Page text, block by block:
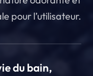
pour l’utilisateur.
du bain,